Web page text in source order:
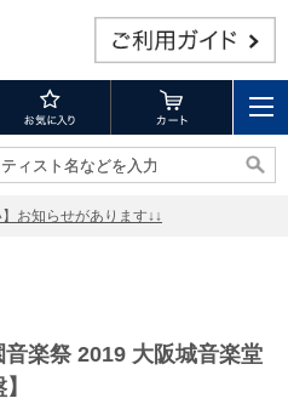
ィスト名などを入力
ィスト名などを入力
お知らせがあります↓↓
楽祭 2019 大阪城音楽堂